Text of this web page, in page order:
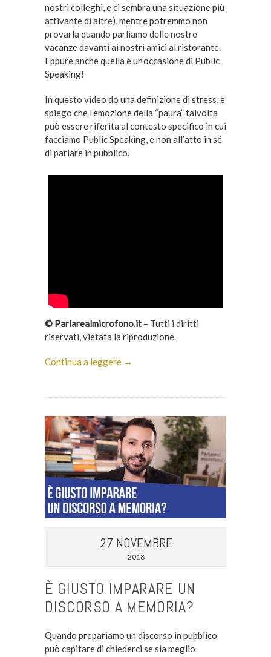
nostri colleghi, e ci sembra una situazione più
attivante di altre), mentre potremmo non
provarla quando parliamo delle nostre
vacanze davanti ai nostri amici al ristorante.
Eppure anche quella è un’occasione di Public
Speaking!
In questo video do una definizione di stress, e
spiego che l’emozione della “paura” talvolta
può essere riferita al contesto specifico in cui
facciamo Public Speaking, e non all’atto in sé
di parlare in pubblico.
© Parlarealmicrofono.it– Tutti i diritti
riservati, vietata la riproduzione.
Continua a leggere →
27 NOVEMBRE
2018
È GIUSTO IMPARARE UN
DISCORSO A MEMORIA?
Quando prepariamo un discorso in pubblico
può capitare di chiederci se sia meglio